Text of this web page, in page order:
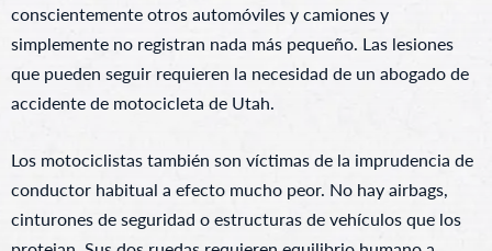
conscientemente otros automóviles y camiones y
simplemente no registran nada más pequeño. Las lesiones
que pueden seguir requieren la necesidad de un abogado de
accidente de motocicleta de Utah.
Los motociclistas también son víctimas de la imprudencia de
conductor habitual a efecto mucho peor. No hay airbags,
cinturones de seguridad o estructuras de vehículos que los